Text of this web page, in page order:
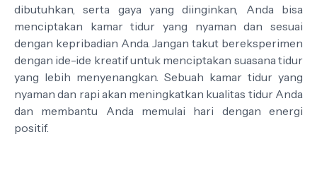
dibutuhkan, serta gaya yang diinginkan, Anda bisa
menciptakan kamar tidur yang nyaman dan sesuai
dengan kepribadian Anda. Jangan takut bereksperimen
dengan ide-ide kreatif untuk menciptakan suasana tidur
yang lebih menyenangkan. Sebuah kamar tidur yang
nyaman dan rapi akan meningkatkan kualitas tidur Anda
dan membantu Anda memulai hari dengan energi
positif.